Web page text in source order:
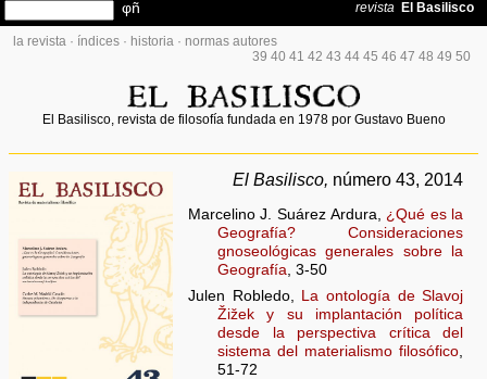
la revista · índices · historia · normas autores
39 40 41 42 43 44 45 46 47 48 49 50
El Basilisco, revista de filosofía fundada en 1978 por Gustavo Bueno
El Basilisco, número 43, 2014
Marcelino J. Suárez Ardura, ¿Qué es la
Geografía? Consideraciones
gnoseológicas generales sobre la
Geografía , 3-50
Julen Robledo, La ontología de Slavoj
Žižek y su implantación política
desde la perspectiva crítica del
sistema del materialismo filosófico
51-72